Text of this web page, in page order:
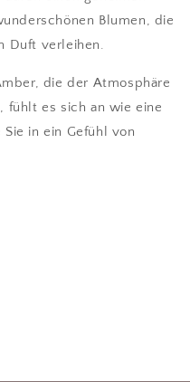
Blumen, die
Duft verleihen.
die der Atmosphäre
fühlt es sich an wie eine
in ein Gefühl von